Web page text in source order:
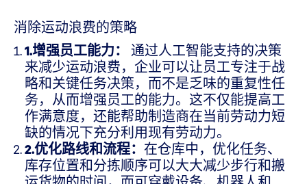
消除运动浪费的策略
1.增强员工能力： 通过人工智能支持的决策
来减少运动浪费，企业可以让员工专注于战
略和关键任务决策，而不是乏味的重复性任
务，从而增强员工的能力。这不仅能提高工
作满意度，还能帮助制造商在当前劳动力短
缺的情况下充分利用现有劳动力。
2.优化路线和流程： 在仓库中，优化任务、
库存位置和分拣顺序可以大大减少步行和搬